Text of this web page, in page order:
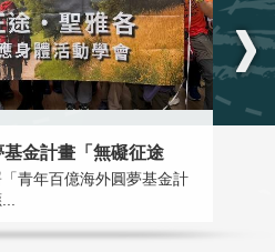
金計畫「無礙征途
青年百億海外圓夢基金計